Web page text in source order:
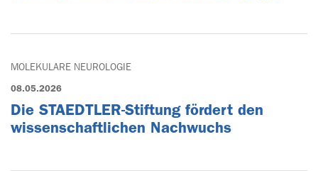
MOLEKULARE NEUROLOGIE
08.05.2026
Die STAEDTLER-Stiftung fördert den
wissenschaftlichen Nachwuchs